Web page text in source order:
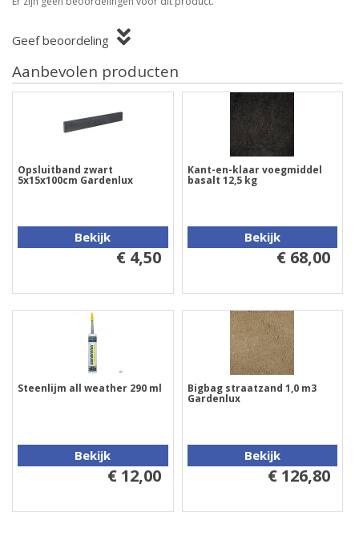
Geef beoordeling
Aanbevolen producten
Opsluitband zwart
5x15x100cm Gardenlux
Bekijk
€ 4,50
Kant-en-klaar voegmiddel
basalt 12,5 kg
Bekijk
€ 68,00
Steenlijm all weather 290 ml
Bekijk
€ 12,00
Bigbag straatzand 1,0 m3
Gardenlux
Bekijk
€ 126,80